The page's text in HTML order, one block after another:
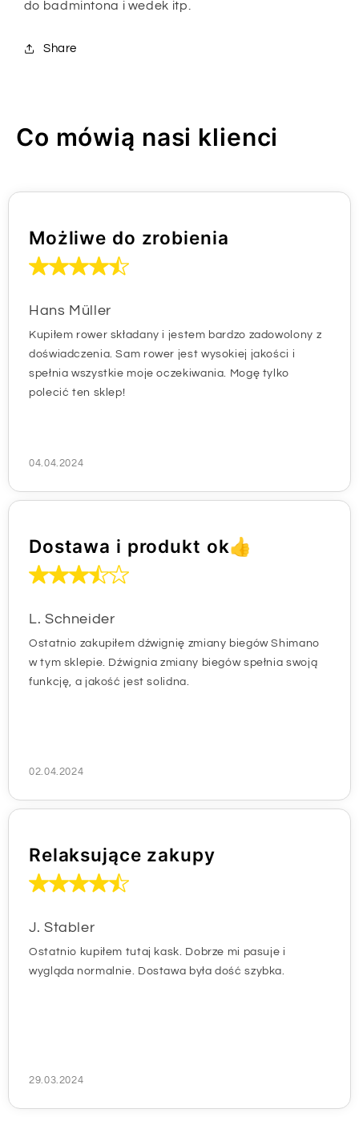
do badmintona i wedek itp.
Share
Co mówią nasi klienci
Możliwe do zrobienia
Hans Müller
Kupiłem rower składany i jestem bardzo zadowolony z
doświadczenia. Sam rower jest wysokiej jakości i
spełnia wszystkie moje oczekiwania. Mogę tylko
polecić ten sklep!
04.04.2024
Dostawa i produkt ok👍
L. Schneider
Ostatnio zakupiłem dźwignię zmiany biegów Shimano
w tym sklepie. Dźwignia zmiany biegów spełnia swoją
funkcję, a jakość jest solidna.
02.04.2024
Relaksujące zakupy
J. Stabler
Ostatnio kupiłem tutaj kask. Dobrze mi pasuje i
wygląda normalnie. Dostawa była dość szybka.
29.03.2024